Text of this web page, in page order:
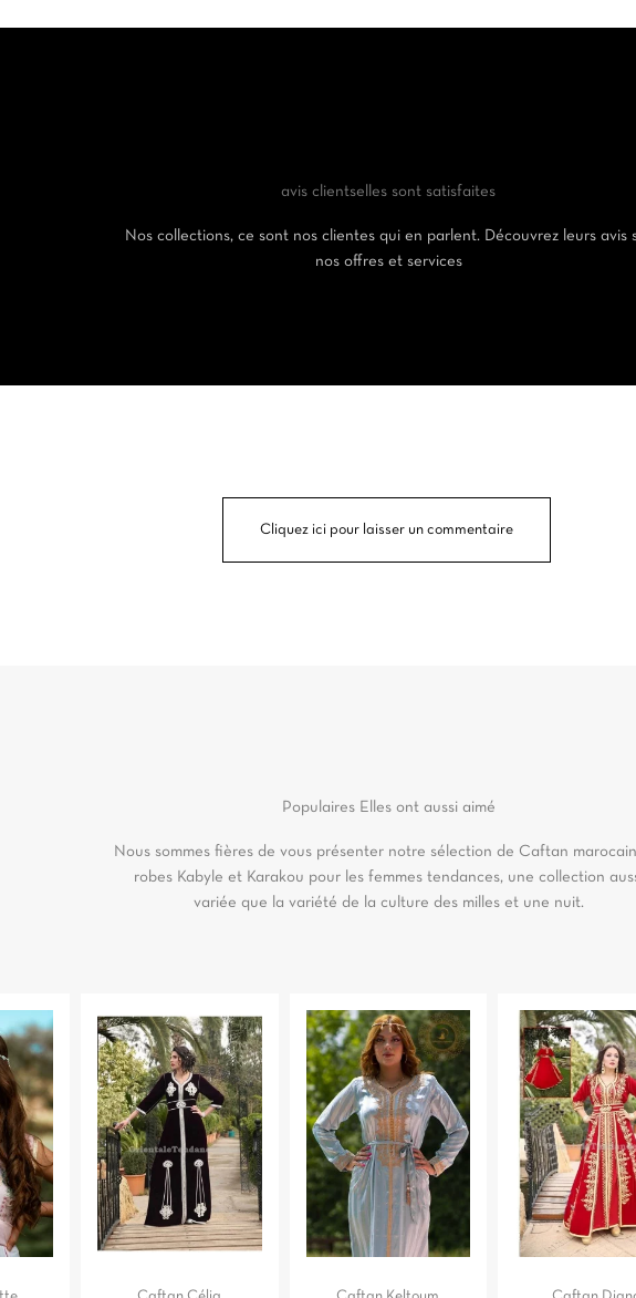
avis clientselles sont satisfaites
Nos collections, ce sont nos clientes qui en parlent. Découvrez leurs avis
nos offres et services
Cliquez ici pour laisser un commentaire
Populaires Elles ont aussi aimé
Nous sommes fières de vous présenter notre sélection de Caftan
robes Kabyle et Karakou pour les femmes tendances, une collection
variée que la variété de la culture des milles et une nuit.